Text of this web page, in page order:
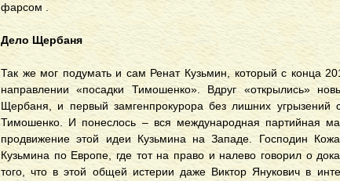
фарсом .
Дело Щербаня
Так же мог подумать и сам Ренат Кузьмин, который с конца
направлении «посадки Тимошенко». Вдруг «открылись»
Щербаня, и первый замгенпрокурора без лишних угрызений
Тимошенко. И понеслось – вся международная партийная
продвижение этой идеи Кузьмина на Западе. Господин
Кузьмина по Европе, где тот на право и налево говорил о
того, что в этой общей истерии даже Виктор Янукович в